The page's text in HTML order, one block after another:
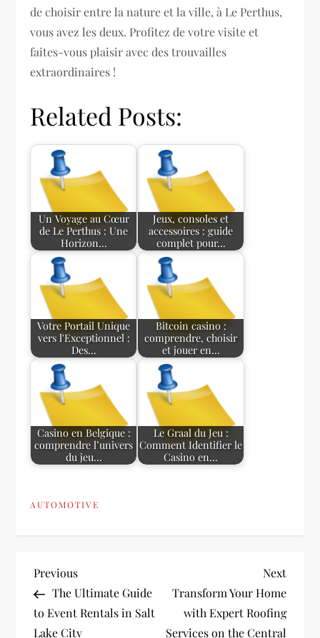
de choisir entre la nature et la ville, à Le Perthus,
vous avez les deux. Profitez de votre visite et
faites-vous plaisir avec des trouvailles
extraordinaires !
Related Posts:
Un Voyage au Cœur
de Le Perthus : Une
Horizon…
Jeux, consoles et
accessoires : guide
complet pour…
Votre Portail Unique
vers l'Exceptionnel :
Des…
Bitcoin casino :
comprendre, choisir
et jouer en…
Casino en Belgique :
comprendre l’univers
du jeu…
Le Graal du Jeu :
Comment Identifier le
Casino en…
AUTOMOTIVE
P
o
Previous
Post
Previous
The Ultimate Guide
to Event Rentals in Salt
Lake City
Next
Post
Next
Transform Your Home
with Expert Roofing
Services on the Central